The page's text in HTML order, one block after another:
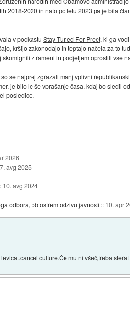
2018-2020 in nato po letu 2023 pa je bila
v podkastu Stay Tuned For Preet, ki ga
kršijo zakonodajo in teptajo načela za to
z rameni in podjetjem oprostili vse
se najprej zgražali manj vplivni
je bilo le še vprašanje časa, kdaj bo sledil
posledice.
2026
7. avg 2025
10. avg 2024
odbora, ob ostrem odzivu javnosti :: 10. apr
culture.Če mu ni všeč,treba